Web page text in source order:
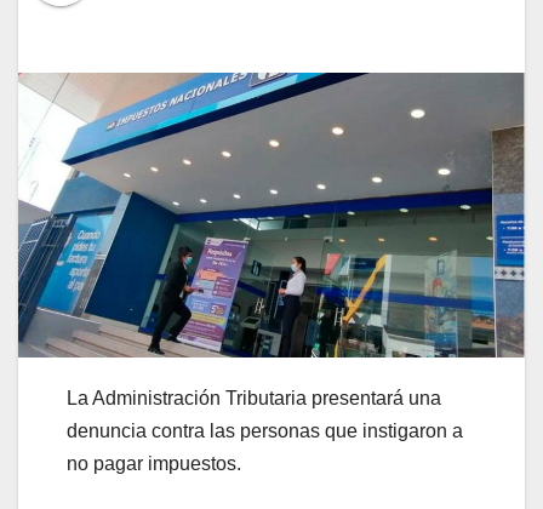
La Administración Tributaria presentará una
denuncia contra las personas que instigaron a
no pagar impuestos.